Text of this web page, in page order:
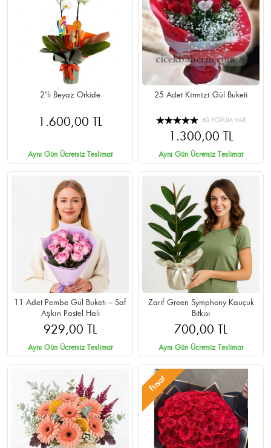
2'li Beyaz Orkide
1.600,00 TL
Aynı Gün Ücretsiz Teslimat
25 Adet Kırmızı Gül Buketi
60 YORUM VAR
1.300,00 TL
Aynı Gün Ücretsiz Teslimat
11 Adet Pembe Gül Buketi – Saf
Aşkın Pastel Hali
929,00 TL
Aynı Gün Ücretsiz Teslimat
Zarif Green Symphony Kauçuk
Bitkisi
700,00 TL
Aynı Gün Ücretsiz Teslimat
Fırsat